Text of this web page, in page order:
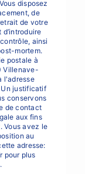
disposez
de
de votre
ainsi
mortem.
postale à
Villenave-
l'adresse
Un justificatif
conservons
de contact
aux fins
Vous avez le
au
adresse:
pour plus